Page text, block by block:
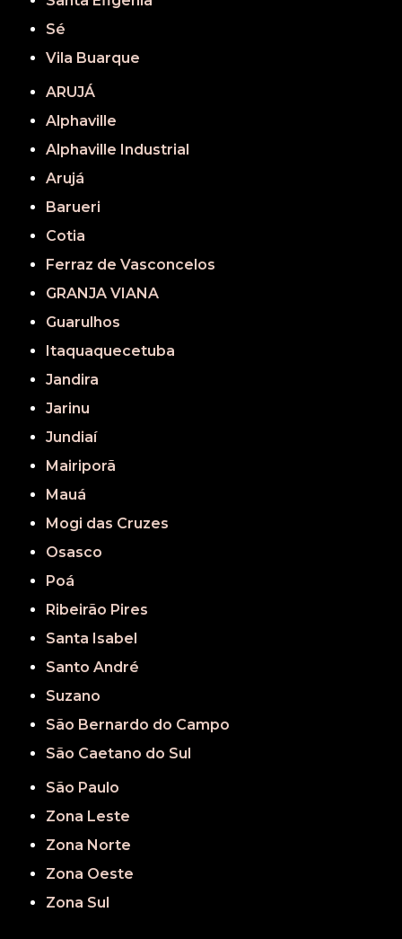
Sé
Vila Buarque
ARUJÁ
Alphaville
Alphaville Industrial
Arujá
Barueri
Cotia
Ferraz de Vasconcelos
GRANJA VIANA
Guarulhos
Itaquaquecetuba
Jandira
Jarinu
Jundiaí
Mairiporã
Mauá
Mogi das Cruzes
Osasco
Poá
Ribeirão Pires
Santa Isabel
Santo André
Suzano
São Bernardo do Campo
São Caetano do Sul
São Paulo
Zona Leste
Zona Norte
Zona Oeste
Zona Sul